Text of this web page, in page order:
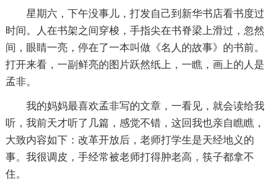
星期六，下午没事儿，打发自己到新华书店看书度过
时间。人在书架之间穿梭，手指尖在书脊梁上滑过，忽然
间，眼睛一亮，停在了一本叫做《名人的故事》的书前。
打开来看，一副鲜亮的图片跃然纸上，一瞧，画上的人是
孟非。
我的妈妈最喜欢孟非写的文章，一看见，就会读给我
听，我前天才听了几篇，感觉不错，这回我也亲自瞧瞧，
大致内容如下：改革开放后，老师打学生是天经地义的
事。我很调皮，手经常被老师打得肿老高，筷子都拿不
住。